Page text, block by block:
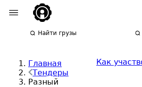
Найти грузы
Главная
Тендеры
Разный
Как